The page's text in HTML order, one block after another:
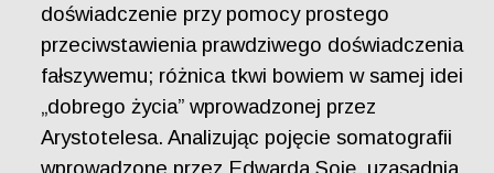
doświadczenie przy pomocy prostego
przeciwstawienia prawdziwego doświadczenia
fałszywemu; różnica tkwi bowiem w samej idei
„dobrego życia” wprowadzonej przez
Arystotelesa. Analizując pojęcie somatografii
wprowadzone przez Edwarda Soję, uzasadnia